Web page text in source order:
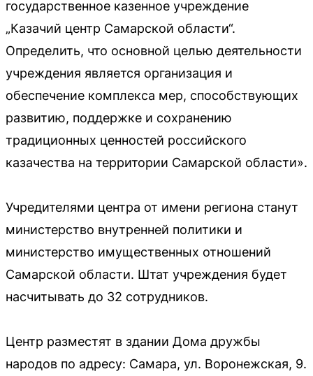
государственное казенное учреждение
„Казачий центр Самарской области“.
Определить, что основной целью деятельности
учреждения является организация и
обеспечение комплекса мер, способствующих
развитию, поддержке и сохранению
традиционных ценностей российского
казачества на территории Самарской области».
Учредителями центра от имени региона станут
министерство внутренней политики и
министерство имущественных отношений
Самарской области. Штат учреждения будет
насчитывать до 32 сотрудников.
Центр разместят в здании Дома дружбы
народов по адресу: Самара, ул. Воронежская, 9.